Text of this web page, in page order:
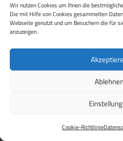
Wir nutzen Cookies um Ihnen die
Die mit Hilfe von Cookies gesammelten
Webseite genutzt und um Besuchern die für
anzuzeigen.
Ablehnen
Cookie-Richtlinie
Beitragsnavigation
HERZ STATT HETZE – Demo